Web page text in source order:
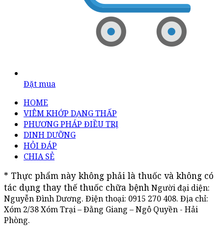
Đặt mua
HOME
VIÊM KHỚP DẠNG THẤP
PHƯƠNG PHÁP ĐIỀU TRỊ
DINH DƯỠNG
HỎI ĐÁP
CHIA SẺ
* Thực phẩm này không phải là thuốc và không có
tác dụng thay thế thuốc chữa bệnhNgười đại diện:
Nguyễn Đình Dương. Điện thoại: 0915 270 408. Địa chỉ:
Xóm 2/38 Xóm Trại – Đằng Giang – Ngô Quyền - Hải
Phòng.